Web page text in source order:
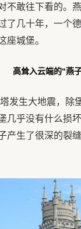
不敢往下看的。
了几十年，一个
座城堡。
高耸入云端的“燕
发生大地震，除
几乎没有什么损
产生了很深的裂